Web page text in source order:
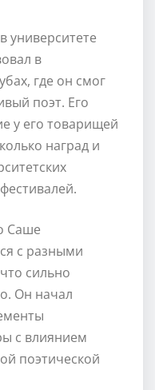
университете
в
где он смог
поэт. Его
у его товарищей
наград и
Саше
с разными
сильно
Он начал
с влиянием
поэтической